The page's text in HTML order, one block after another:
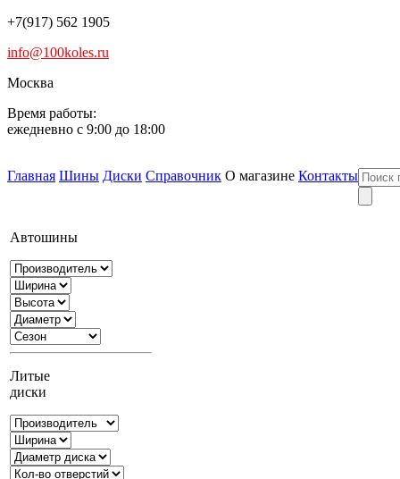
+7(917) 562 1905
info@100koles.ru
Москва
Время работы:
ежедневно с 9:00 до 18:00
Главная Шины Диски Справочник О магазине Контакты
Автошины
Литые
диски